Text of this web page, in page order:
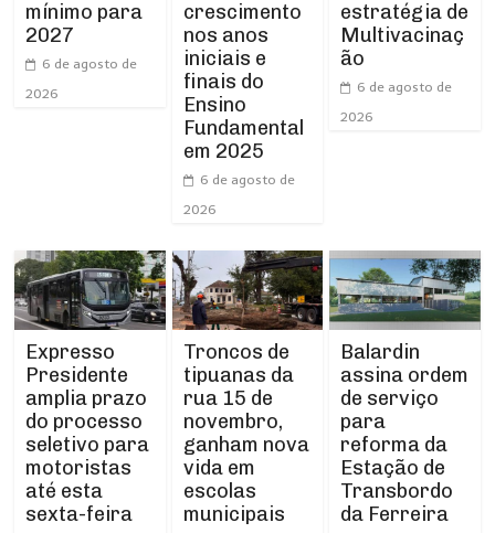
mínimo para
2027
6 de agosto de
2026
crescimento
nos anos
iniciais e
finais do
Ensino
Fundamental
em 2025
6 de agosto de
2026
estratégia de
Multivacinaç
ão
6 de agosto de
2026
Expresso
Presidente
amplia prazo
do processo
seletivo para
motoristas
até esta
sexta-feira
Troncos de
tipuanas da
rua 15 de
novembro,
ganham nova
vida em
escolas
municipais
Balardin
assina ordem
de serviço
para
reforma da
Estação de
Transbordo
da Ferreira